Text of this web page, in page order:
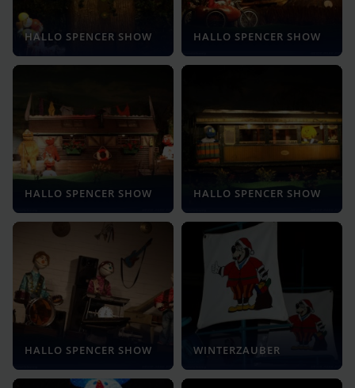
HALLO SPENCER SHOW HALLO SPENCER SHOW
HALLO SPENCER SHOW HALLO SPENCER SHOW
HALLO SPENCER SHOW WINTERZAUBER